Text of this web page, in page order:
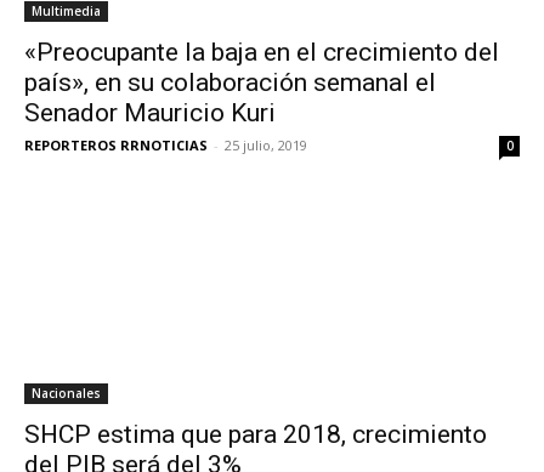
Multimedia
«Preocupante la baja en el crecimiento del
país», en su colaboración semanal el
Senador Mauricio Kuri
REPORTEROS RRNOTICIAS - 25 julio, 2019 0
Nacionales
SHCP estima que para 2018, crecimiento
del PIB será del 3%